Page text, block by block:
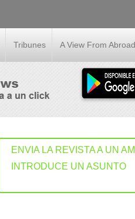
Tribunes A View From Abroad
ENVIA LA REVISTA A UN
INTRODUCE UN ASUNTO